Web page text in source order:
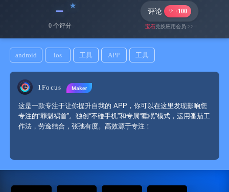
﹣
0 个评分
评论 +100
宝石兑换应用会员 >>
android ios 工具 APP 工具
1Focus
这是一款专注于让你提升自我的 APP，你可以在这里发现影响您
专注的“罪魁祸首”。独创“不碰手机”和专属“睡眠”模式，运用番茄工
作法，劳逸结合，张弛有度。高效源于专注！